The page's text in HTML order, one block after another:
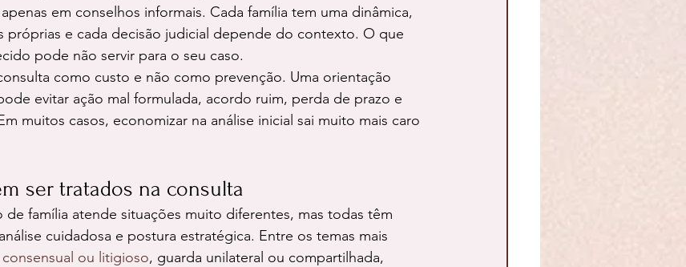
em conselhos informais. Cada família tem uma dinâmica,
próprias e cada decisão judicial depende do contexto. O que
pode não servir para o seu caso.
como custo e não como prevenção. Uma orientação
evitar ação mal formulada, acordo ruim, perda de prazo e
muitos casos, economizar na análise inicial sai muito mais caro
ser tratados na consulta
família atende situações muito diferentes, mas todas têm
cuidadosa e postura estratégica. Entre os temas mais
ou litigioso, guarda unilateral ou compartilhada,